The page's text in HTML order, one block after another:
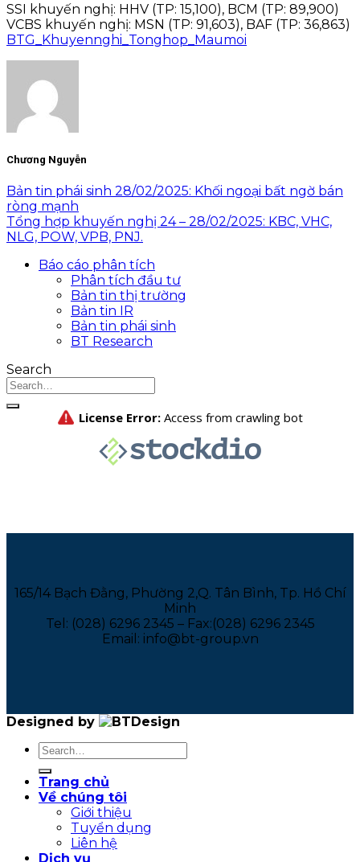
SSI khuyến nghị: HHV (TP: 15,100), BCM (TP: 89,900)
VCBS khuyến nghị: MSN (TP: 91,603), BAF (TP: 36,863)
BTG_Khuyennghi_Tonghop_Maumoi
Chương Nguyễn
Bản tin phái sinh 28/02/2025: Khối ngoại bất ngờ bán
ròng mạnh
Tổng hợp khuyến nghị 24 – 28/02/2025: KBC, VHC,
NLG, POW, VPB, PNJ.
Báo cáo phân tích
Phân tích đầu tư
Bản tin thị trường
Bản tin IR
Bản tin phái sinh
BT Research
Search
165/14 Bạch Đằng, Phường 2,Q. Tân Bình, Tp. Hồ Chí
Minh
Tel: (028) 6296 2345 – Fax:(028) 6296 2345
Email: info@bt-group.vn
Designed by
Trang chủ
Về chúng tôi
Giới thiệu
Tuyển dụng
Liên hệ
Dịch vụ